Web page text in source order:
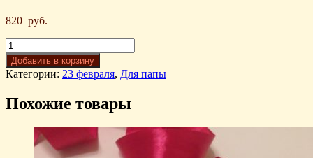
820 руб.
Добавить в корзину
Категории: 23 февраля, Для папы
Похожие товары